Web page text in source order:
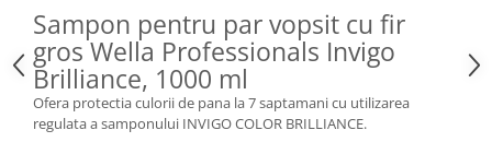
Sampon pentru par vopsit cu fir
gros Wella Professionals Invigo
Brilliance, 1000 ml
Ofera protectia culorii de pana la 7 saptamani cu utilizarea
regulata a samponului INVIGO COLOR BRILLIANCE.